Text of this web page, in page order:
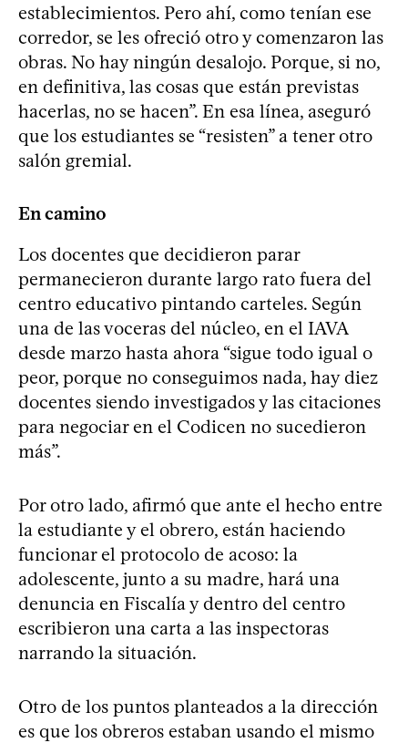
establecimientos. Pero ahí, como tenían ese
corredor, se les ofreció otro y comenzaron las
obras. No hay ningún desalojo. Porque, si no,
en definitiva, las cosas que están previstas
hacerlas, no se hacen”. En esa línea, aseguró
que los estudiantes se “resisten” a tener otro
salón gremial.
En camino
Los docentes que decidieron parar
permanecieron durante largo rato fuera del
centro educativo pintando carteles. Según
una de las voceras del núcleo, en el IAVA
desde marzo hasta ahora “sigue todo igual o
peor, porque no conseguimos nada, hay diez
docentes siendo investigados y las citaciones
para negociar en el Codicen no sucedieron
más”.
Por otro lado, afirmó que ante el hecho entre
la estudiante y el obrero, están haciendo
funcionar el protocolo de acoso: la
adolescente, junto a su madre, hará una
denuncia en Fiscalía y dentro del centro
escribieron una carta a las inspectoras
narrando la situación.
Otro de los puntos planteados a la dirección
es que los obreros estaban usando el mismo